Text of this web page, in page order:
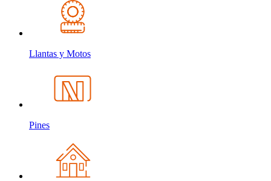
Llantas y Motos
Pines